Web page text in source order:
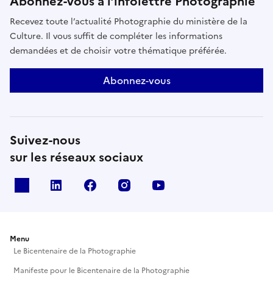
Recevez toute l’actualité Photographie du ministère de la
Culture. Il vous suffit de compléter les informations
demandées et de choisir votre thématique préférée.
Abonnez-vous
Suivez-nous
sur les réseaux sociaux
Linkedin Facebook Instagram
Menu
Le Bicentenaire de la Photographie
Manifeste pour le Bicentenaire de la Photographie